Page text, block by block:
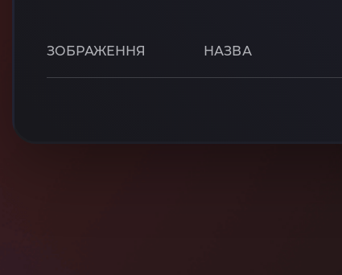
ЗОБРАЖЕННЯ НАЗВА